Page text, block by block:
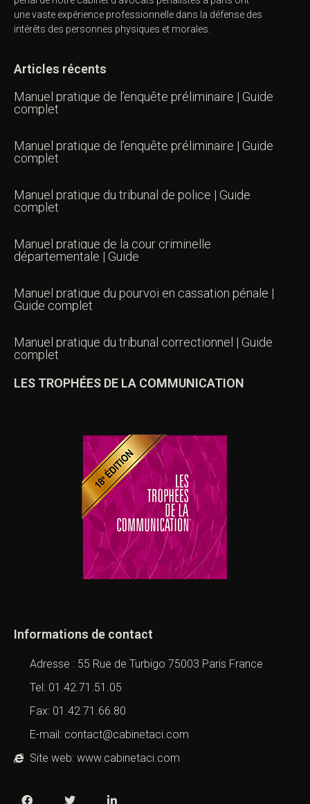
une vaste expérience professionnelle dans la défense des
intérêts des personnes physiques et morales.
Articles récents
Manuel pratique de l’enquête préliminaire | Guide
complet
Manuel pratique de l’enquête préliminaire | Guide
complet
Manuel pratique du tribunal de police | Guide
complet
Manuel pratique de la cour criminelle
départementale | Guide
Manuel pratique du pourvoi en cassation pénale |
Guide complet
Manuel pratique du tribunal correctionnel | Guide
complet
LES TROPHÉES DE LA COMMUNICATION
Informations de contact
Adresse : 55 Rue de Turbigo 75003 Paris France
Tel: 01.42.71.51.05
Fax: 01.42.71.66.80
E-mail: contact@cabinetaci.com
Site web: www.cabinetaci.com